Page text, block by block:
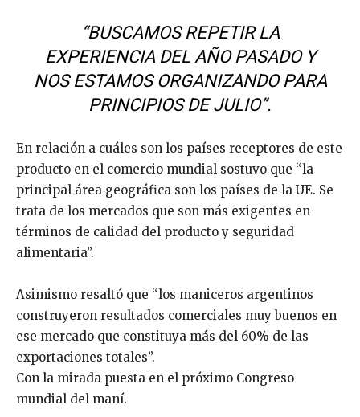
“BUSCAMOS REPETIR LA
EXPERIENCIA DEL AÑO PASADO Y
NOS ESTAMOS ORGANIZANDO PARA
PRINCIPIOS DE JULIO”.
En relación a cuáles son los países receptores de este
producto en el comercio mundial sostuvo que “la
principal área geográfica son los países de la UE. Se
trata de los mercados que son más exigentes en
términos de calidad del producto y seguridad
alimentaria”.
Asimismo resaltó que “los maniceros argentinos
construyeron resultados comerciales muy buenos en
ese mercado que constituya más del 60% de las
exportaciones totales”.
Con la mirada puesta en el próximo Congreso
mundial del maní.